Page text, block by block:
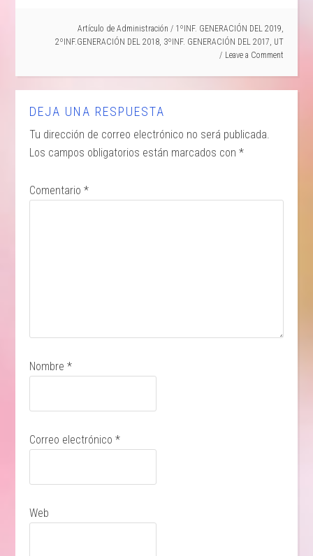
Artículo de Administración / 1ºINF. GENERACIÓN DEL 2019
2ºINF.GENERACIÓN DEL 2018, 3ºINF. GENERACIÓN DEL 2017 UT
Leave a Comment
DEJA UNA RESPUESTA
Tu dirección de correo electrónico no será publicada.
Los campos obligatorios están marcados con*
Comentario*
Nombre*
Correo electrónico*
Web